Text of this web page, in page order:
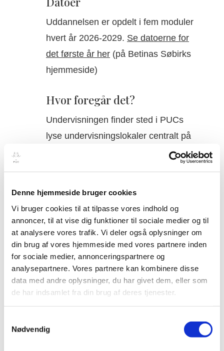
Denne hjemmeside bruger cookies
Vi bruger cookies til at tilpasse vores indhold og
annoncer, til at vise dig funktioner til sociale medier og til
at analysere vores trafik. Vi deler også oplysninger om
din brug af vores hjemmeside med vores partnere inden
for sociale medier, annonceringspartnere og
analysepartnere. Vores partnere kan kombinere disse
data med andre oplysninger, du har givet dem, eller som
de har indsamlet fra din brug af deres tjenester.
Nødvendig
Uddannelsen er opdelt i fem moduler
hvert år 2026-2029. Se datoerne for
det første år her(på Betinas Søbirks
hjemmeside)
Hvor foregår det?
Undervisningen finder sted i PUCs
lyse undervisningslokaler centralt på
for at skabe et så trygt og optimalt
læringsrum som muligt.
Hvad koster uddanelsen?
Prisen er 25.500 kr. pr. år. Det dækker
over 15 moduler af to dages varighed
alt 36 dages undervisning.